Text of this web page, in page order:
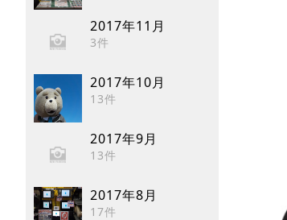
2017年11月
3件
2017年10月
13件
2017年9月
13件
2017年8月
17件